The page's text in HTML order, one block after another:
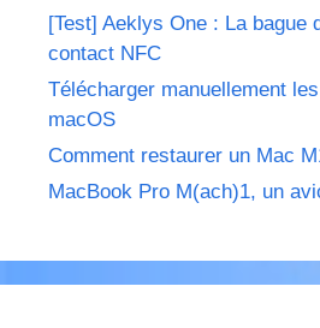
[Test] Aeklys One : La bague
contact NFC
Télécharger manuellement
macOS
Comment restaurer un Mac
MacBook Pro M(ach)1, un